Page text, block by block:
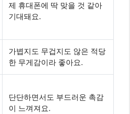
제 휴대폰에 딱 맞을 것 같아
기대돼요.
가볍지도 무겁지도 않은 적당
한 무게감이라 좋아요.
단단하면서도 부드러운 촉감
이 느껴져요.